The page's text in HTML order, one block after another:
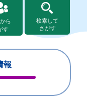
ら
す
検索して
さがす
報